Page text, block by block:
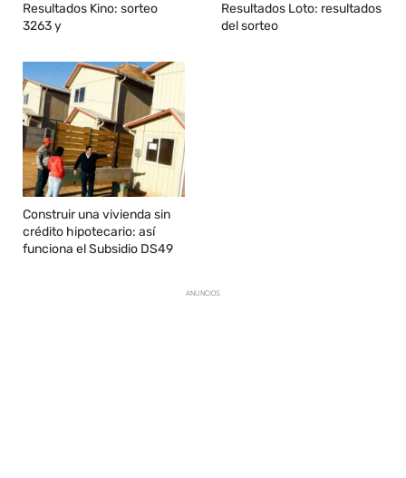
Resultados Kino: sorteo
3263 y
Resultados Loto: resultados
del sorteo
Construir una vivienda sin
crédito hipotecario: así
funciona el Subsidio DS49
ANUNCIOS